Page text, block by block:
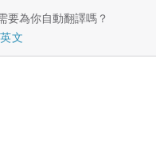
要為你自動翻譯嗎？
文